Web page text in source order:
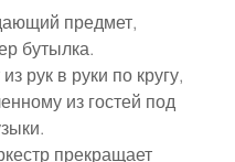
предмет,
бутылка.
рук в руки по кругу,
из гостей под
прекращает